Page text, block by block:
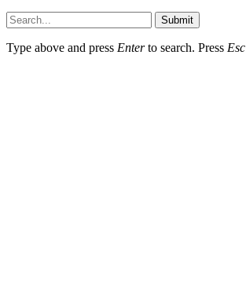
Submit
Type above and press Enterto search. Press Esc